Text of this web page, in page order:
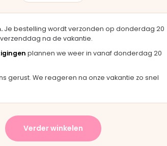
in Moordrecht en het
je wacht."
perfect.
★★★★★
"Persoonlijk contact,
en eerlijk advies.
Je bestelling wordt verzonden op donderdag 20
na de vakantie.
plannen we weer in vanaf donderdag 20
gerust. We reageren na onze vakantie zo snel
Verder winkelen